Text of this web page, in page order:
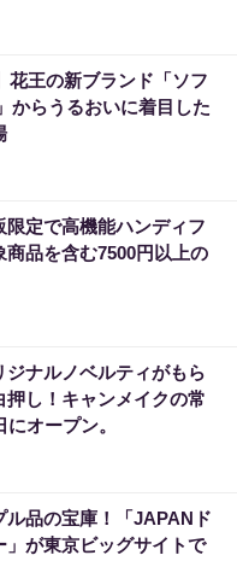
花王の新ブランド「ソフ
からうるおいに着目した
限定で高機能ハンディフ
商品を含む7500円以上の
ジナルノベルティがもら
押し！キャンメイクの常
オープン。
ル品の宝庫！「JAPANド
」が東京ビッグサイトで